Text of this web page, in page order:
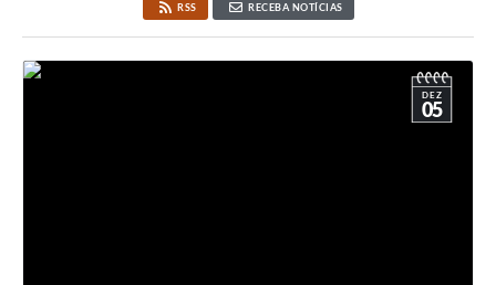
RSS RECEBA NOTÍCIAS
DEZ
05